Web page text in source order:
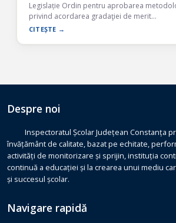
Legislație Ordin pentru aprobarea
privind acordarea gradaţiei de merit…
CITEȘTE →
Despre noi
Inspectoratul Școlar Județean Constanța
învățământ de calitate, bazat pe echitate,
activități de monitorizare și sprijin, instituția
continuă a educației și la crearea unui mediu
și succesul școlar.
Navigare rapidă